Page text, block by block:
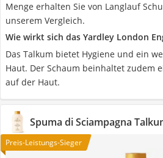
Menge erhalten Sie von Langlauf
unserem Vergleich.
Wie wirkt sich das Yardley London
Das Talkum bietet Hygiene und ein
Haut. Der Schaum beinhaltet zudem
auf der Haut.
Spuma di Sciampagna
Preis-Leistungs-Sieger